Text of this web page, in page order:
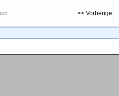
<< Vorherige